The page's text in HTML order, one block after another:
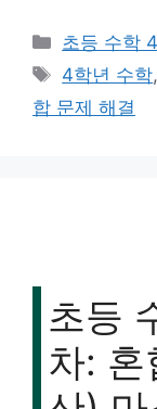
카
테
리
초등 수학
태
그
4학년 수학,
합 문제 해결
초등
차: 혼